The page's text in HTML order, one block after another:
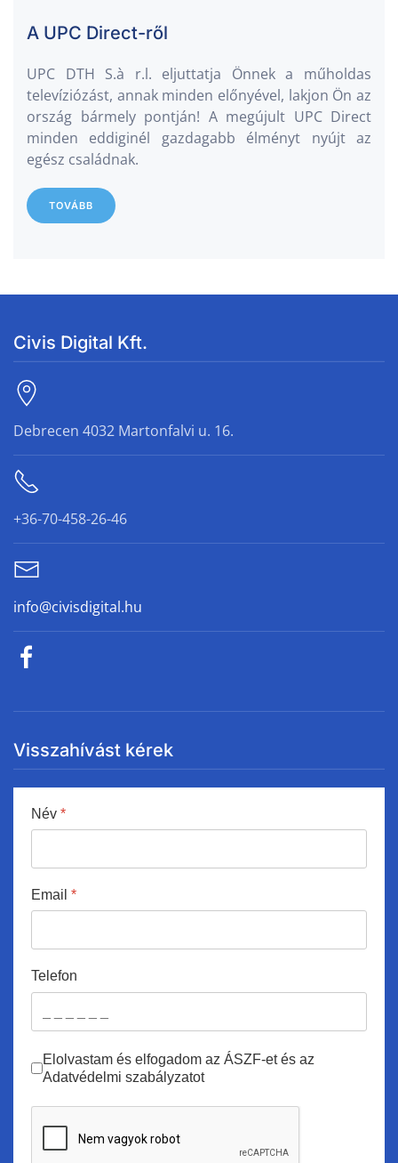
A UPC Direct-ről
UPC DTH S.à r.l. eljuttatja Önnek a műholdas
televíziózást, annak minden előnyével, lakjon Ön az
ország bármely pontján! A megújult UPC Direct
minden eddiginél gazdagabb élményt nyújt az
egész családnak.
TOVÁBB
Civis Digital Kft.
Debrecen 4032 Martonfalvi u. 16.
+36-70-458-26-46
info@civisdigital.hu
Visszahívást kérek
Név *
Email *
Telefon
ÁSZF*
Elolvastam és elfogadom az ÁSZF-et és az
Adatvédelmi szabályzatot
Nem vagyok robot